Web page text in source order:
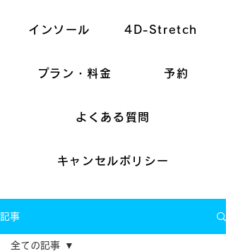
インソール 4D-Stretch
プラン・料金 予約
よくある質問
キャンセルポリシー
記事
全ての記事